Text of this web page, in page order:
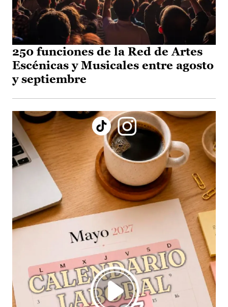
250 funciones de la Red de Artes
Escénicas y Musicales entre agosto
y septiembre